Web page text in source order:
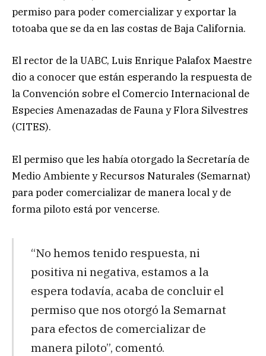
permiso para poder comercializar y exportar la
totoaba que se da en las costas de Baja California.
El rector de la UABC, Luis Enrique Palafox Maestre
dio a conocer que están esperando la respuesta de
la Convención sobre el Comercio Internacional de
Especies Amenazadas de Fauna y Flora Silvestres
(CITES).
El permiso que les había otorgado la Secretaría de
Medio Ambiente y Recursos Naturales (Semarnat)
para poder comercializar de manera local y de
forma piloto está por vencerse.
“No hemos tenido respuesta, ni
positiva ni negativa, estamos a la
espera todavía, acaba de concluir el
permiso que nos otorgó la Semarnat
para efectos de comercializar de
manera piloto”, comentó.